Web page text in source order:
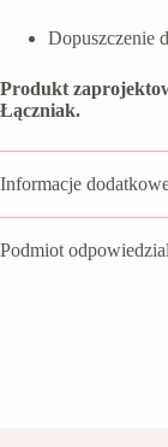
Dopuszczenie
Produkt
Łączniak.
Informacje
Podmiot